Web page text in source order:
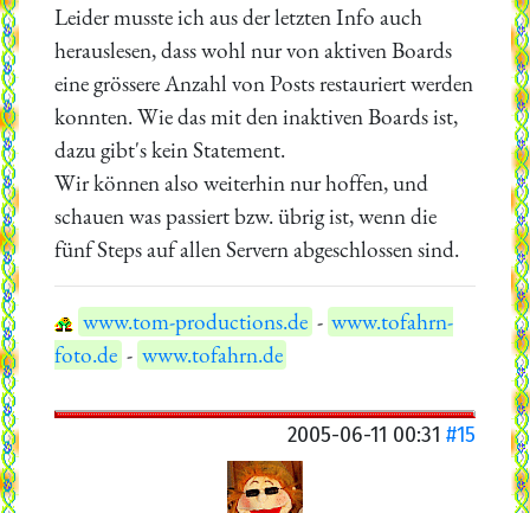
Leider musste ich aus der letzten Info auch
herauslesen, dass wohl nur von aktiven Boards
eine grössere Anzahl von Posts restauriert werden
konnten. Wie das mit den inaktiven Boards ist,
dazu gibt's kein Statement.
Wir können also weiterhin nur hoffen, und
schauen was passiert bzw. übrig ist, wenn die
fünf Steps auf allen Servern abgeschlossen sind.
www.tom-productions.de - www.tofahrn-
foto.de - www.tofahrn.de
2005-06-11 00:31 #15